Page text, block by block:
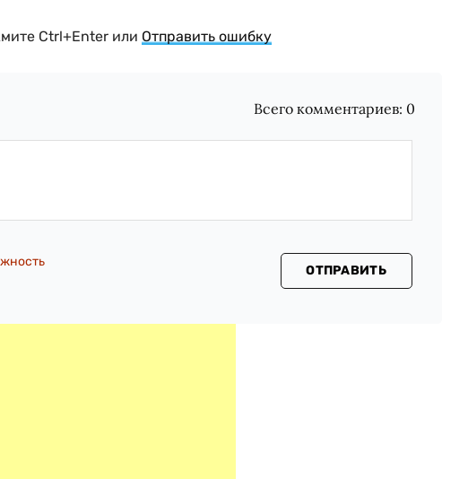
Ctrl+Enter или Отправить ошибку
Всего комментариев: 0
ОТПРАВИТЬ